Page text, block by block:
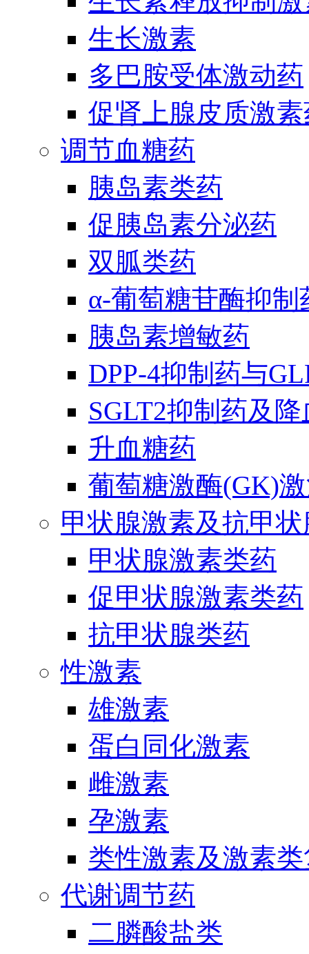
生长激素
多巴胺受体激动药
促肾上腺皮质激
调节血糖药
胰岛素类药
促胰岛素分泌药
双胍类药
α-葡萄糖苷酶抑制
胰岛素增敏药
DPP-4抑制药与
SGLT2抑制药及
升血糖药
葡萄糖激酶(GK)
甲状腺激素及抗甲
甲状腺激素类药
促甲状腺激素类药
抗甲状腺类药
性激素
雄激素
蛋白同化激素
雌激素
孕激素
类性激素及激素
代谢调节药
二膦酸盐类